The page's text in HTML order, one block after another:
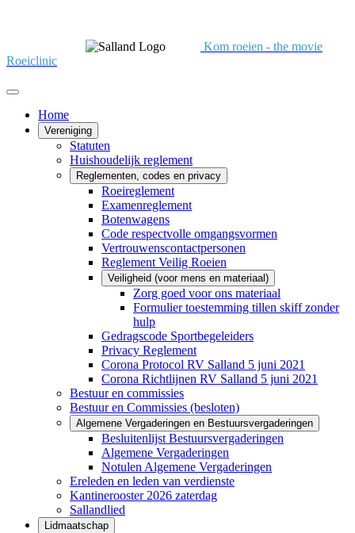
Kom roeien - the movie
Roeiclinic
Home
Vereniging
Statuten
Huishoudelijk reglement
Reglementen, codes en privacy
Roeireglement
Examenreglement
Botenwagens
Code respectvolle omgangsvormen
Vertrouwenscontactpersonen
Reglement Veilig Roeien
Veiligheid (voor mens en materiaal)
Zorg goed voor ons materiaal
Formulier toestemming tillen skiff zonder
hulp
Gedragscode Sportbegeleiders
Privacy Reglement
Corona Protocol RV Salland 5 juni 2021
Corona Richtlijnen RV Salland 5 juni 2021
Bestuur en commissies
Bestuur en Commissies (besloten)
Algemene Vergaderingen en Bestuursvergaderingen
Besluitenlijst Bestuursvergaderingen
Algemene Vergaderingen
Notulen Algemene Vergaderingen
Ereleden en leden van verdienste
Kantinerooster 2026 zaterdag
Sallandlied
Lidmaatschap